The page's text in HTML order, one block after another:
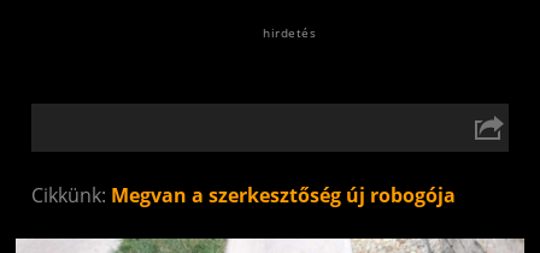
Cikkünk: Megvan a szerkesztőség új robogója